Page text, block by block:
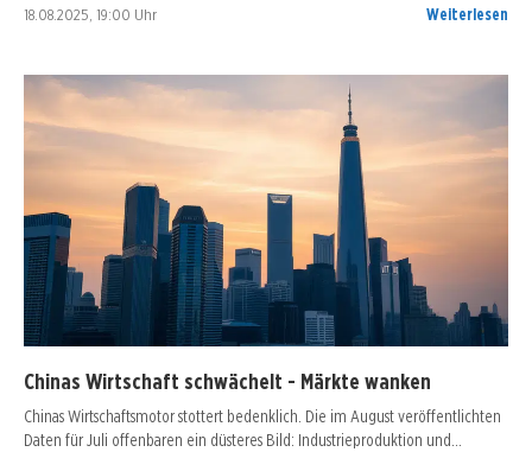
18.08.2025, 19:00 Uhr Weiterlesen
Chinas Wirtschaft schwächelt - Märkte wanken
Chinas Wirtschaftsmotor stottert bedenklich. Die im August veröffentlichten
Daten für Juli offenbaren ein düsteres Bild: Industrieproduktion und…